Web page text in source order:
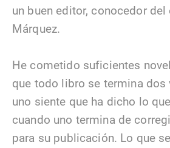
un buen editor, conocedor
Márquez.
He cometido suficientes
que todo libro se termina dos
uno siente que ha dicho lo
cuando uno termina de
para su publicación. Lo que